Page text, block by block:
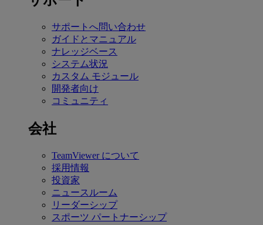
サポートへ問い合わせ
ガイドとマニュアル
ナレッジベース
システム状況
カスタム モジュール
開発者向け
コミュニティ
会社
TeamViewer について
採用情報
投資家
ニュースルーム
リーダーシップ
スポーツ パートナーシップ